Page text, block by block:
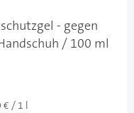
- gegen
/ 100 ml
€ / 1 l